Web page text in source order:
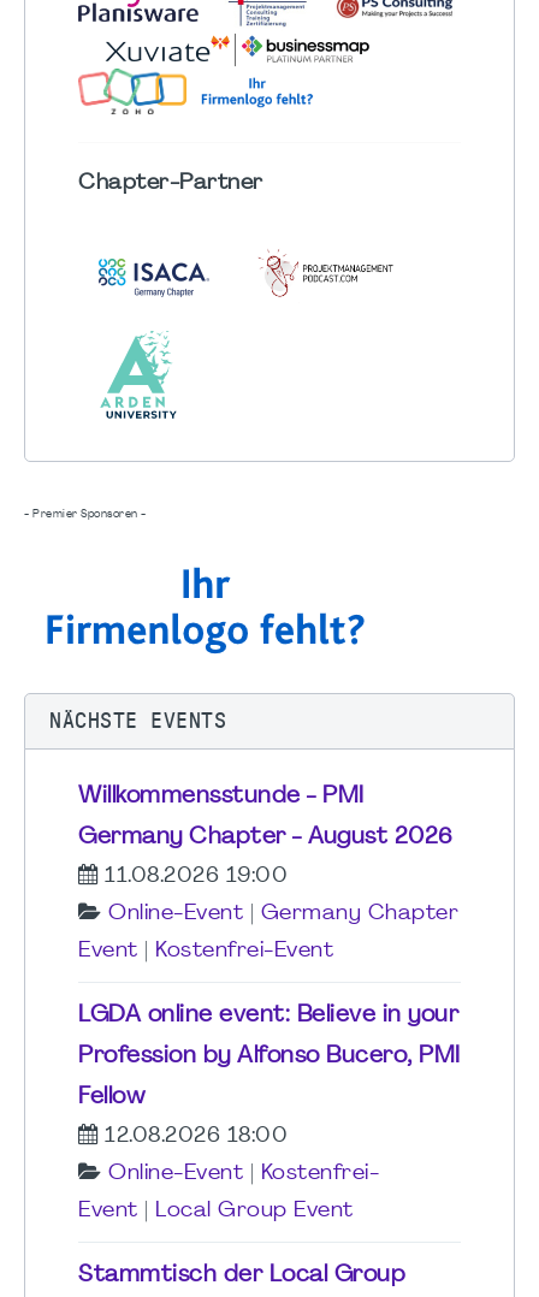
Chapter-Partner
- Premier Sponsoren -
NÄCHSTE EVENTS
Willkommensstunde - PMI
Germany Chapter - August 2026
11.08.2026 19:00
Online-Event
Germany Chapter
Event
Kostenfrei-Event
LGDA online event: Believe in your
Profession by Alfonso Bucero, PMI
Fellow
12.08.2026 18:00
Online-Event
Kostenfrei-
Event
Local Group Event
Stammtisch der Local Group